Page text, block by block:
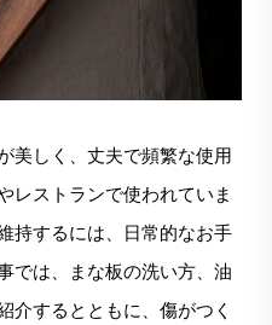
美しく、丈夫で頻繁な使用
レストランで使われていま
持するには、日常的なお手
では、まな板の洗い方、油
介するとともに、傷がつく